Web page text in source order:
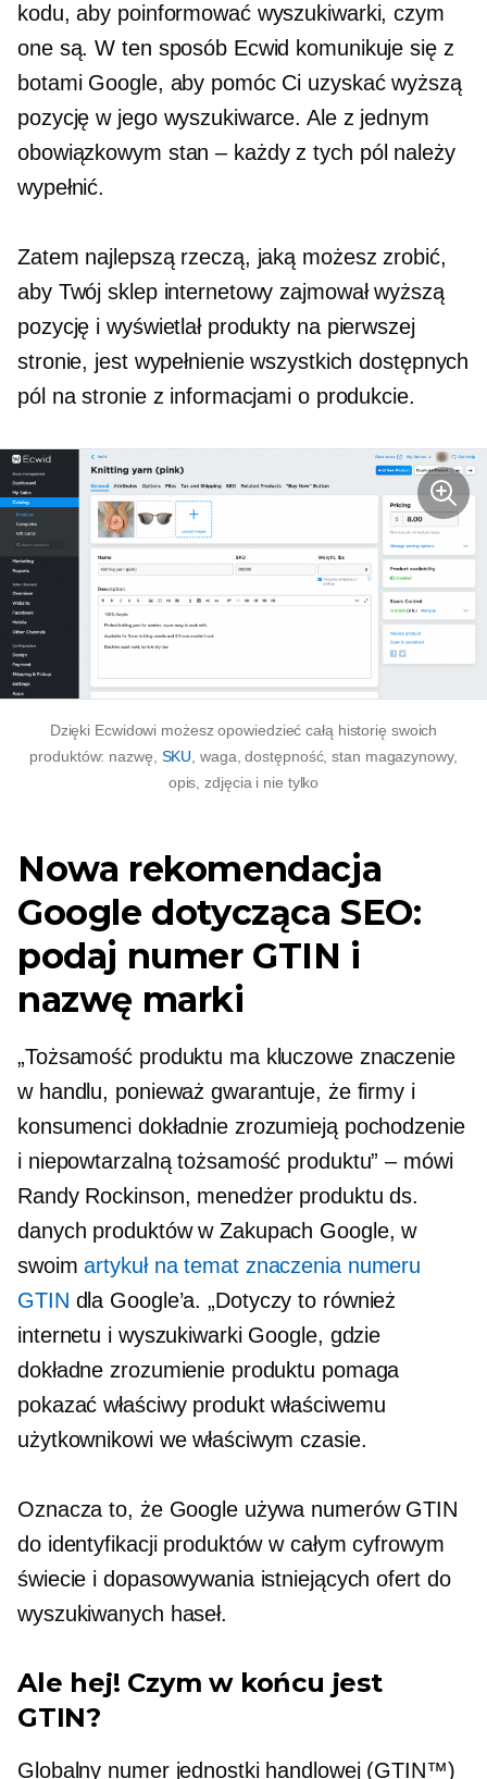
kodu, aby poinformować wyszukiwarki, czym
one są. W ten sposób Ecwid komunikuje się z
botami Google, aby pomóc Ci uzyskać wyższą
pozycję w jego wyszukiwarce. Ale z jednym
obowiązkowym stan – każdyz tych pól należy
wypełnić.
Zatem najlepszą rzeczą, jaką możesz zrobić,
aby Twój sklep internetowy zajmował wyższą
pozycję i wyświetlał produkty na pierwszej
stronie, jest wypełnienie wszystkich dostępnych
pól na stronie z informacjami o produkcie.
Dzięki Ecwidowi możesz opowiedzieć całą historię swoich
produktów: nazwę, SKU, waga, dostępność, stan magazynowy,
opis, zdjęcia i nie tylko
Nowa rekomendacja
Google dotycząca SEO:
podaj numer GTIN i
nazwę marki
„Tożsamość produktu ma kluczowe znaczenie
w handlu, ponieważ gwarantuje, że firmy i
konsumenci dokładnie zrozumieją pochodzenie
i niepowtarzalną tożsamość produktu” – mówi
Randy Rockinson, menedżer produktu ds.
danych produktów w Zakupach Google, w
swoimartykuł na temat znaczenia numeru
GTIN dla Google’a. „Dotyczy to również
internetu i wyszukiwarki Google, gdzie
dokładne zrozumienie produktu pomaga
pokazać właściwy produkt właściwemu
użytkownikowi we właściwym czasie.
Oznacza to, że Google używa numerów GTIN
do identyfikacji produktów w całym cyfrowym
świecie i dopasowywania istniejących ofert do
wyszukiwanych haseł.
Ale hej! Czym w końcu jest
GTIN?
Globalny numer jednostki handlowej (GTIN™)